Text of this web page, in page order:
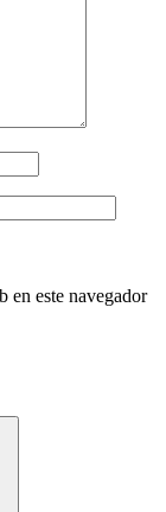
en este navegador